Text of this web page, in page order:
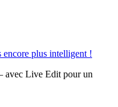
encore plus intelligent !
avec Live Edit pour un